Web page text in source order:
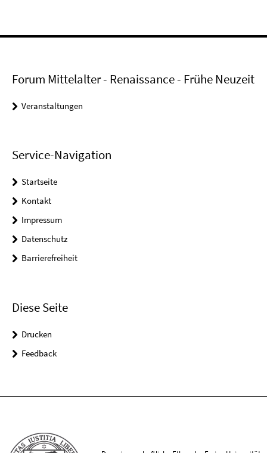
Forum Mittelalter - Renaissance - Frühe Neuzeit
Veranstaltungen
Service-Navigation
Startseite
Kontakt
Impressum
Datenschutz
Barrierefreiheit
Diese Seite
Drucken
Feedback